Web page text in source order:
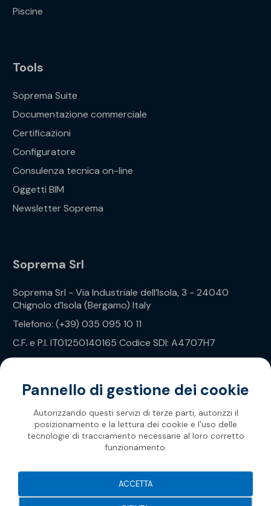
Piscine
Tools
Soprema Suite
Documentazione commerciale
Certificazioni
Configuratore
Consulenza tecnica on-line
Oggetti BIM
Newsletter Soprema
Soprema Srl
Soprema Srl - Via Industriale dell’Isola, 3 - 24040
Chignolo d’Isola (Bergamo) Italy
Telefono: (+39) 035 095 10 11
C.F. e P.I. IT01250140165 Codice SDI: A4707H7
Privacy Policy
Soprema 2026
Pannello di gestione dei cookie
Autorizzando questi servizi di terze parti, autorizzi il
posizionamento e la lettura dei cookie e l'uso delle
tecnologie di tracciamento necessarie al loro corretto
funzionamento.
ACCETTA